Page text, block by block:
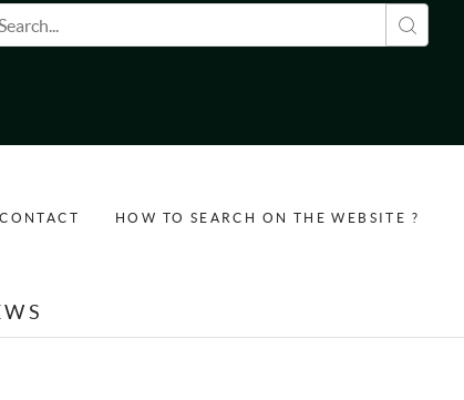
form
CONTACT HOW TO SEARCH ON THE WEBSITE ?